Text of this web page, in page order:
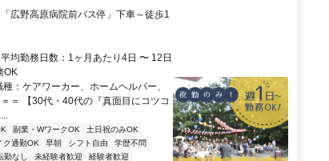
広野高原病院前バス停」下車～徒歩1
均勤務日数：1ヶ月あたり4日 〜 12日
OK
：ケアワーカー、ホームヘルパー、
＝ 【30代・40代の『真面目にコツコ
副業・WワークOK
土日祝のみOK
ク通勤OK 早朝 シフト自由
学歴不問
勤なし 未経験者歓迎 経験者歓迎